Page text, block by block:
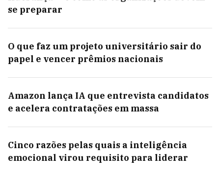
se preparar
O que faz um projeto universitário sair do
papel e vencer prêmios nacionais
Amazon lança IA que entrevista candidatos
e acelera contratações em massa
Cinco razões pelas quais a inteligência
emocional virou requisito para liderar